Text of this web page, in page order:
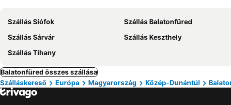
Szállás Siófok Szállás Balatonfüred
Szállás Sárvár
Szállás Keszthely
Szállás Tihany
Balatonfüred összes szállása
Szálláskereső
Európa Magyarország Közép-Dunántúl